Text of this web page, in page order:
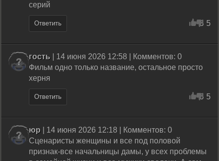
серий
Ответить 3 5
гость | 14 июня 2026 12:58 | Комментов: 0
Фильм одно только название, остальное просто
херня
Ответить 6 5
юр | 14 июня 2026 12:18 | Комментов: 0
Сценаристы женщины и все под половой
признак-все начальницы дамы, у всех проблемы